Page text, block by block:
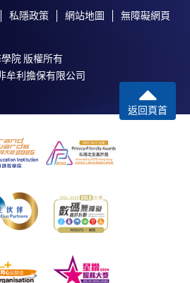
私隱政策 網站地圖 無障礙網頁
院 版權所有
牟利擔保有限公司
返回頁首